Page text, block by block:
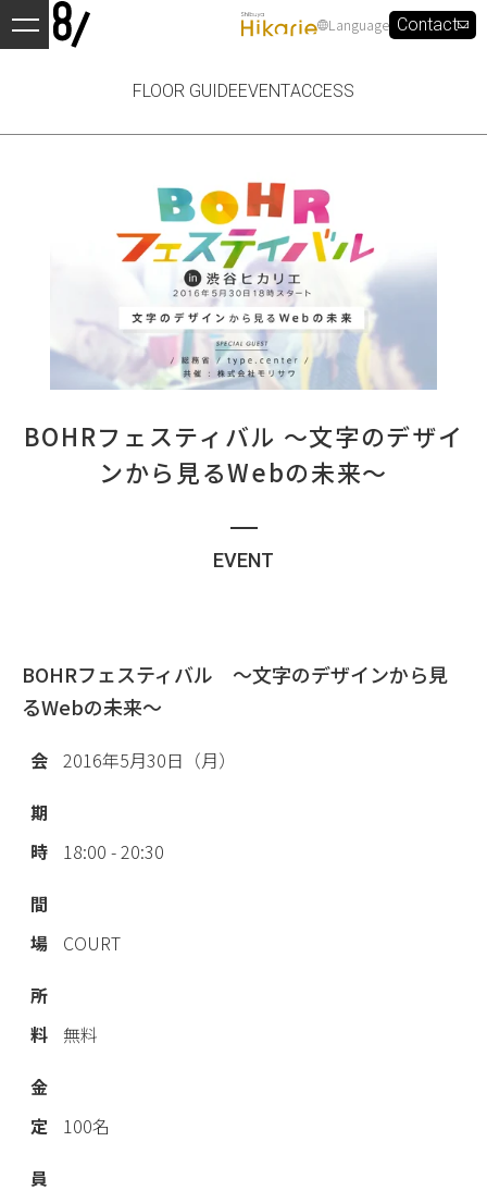
Language Contact
FLOOR GUIDEEVENTACCESS
BOHRフェスティバル ～文字のデザイ
ンから見るWebの未来～
EVENT
BOHRフェスティバル ～文字のデザインから見
るWebの未来～
会
期
2016年5月30日（月）
時
間
18:00 - 20:30
場
所
COURT
料
金
無料
定
員
100名